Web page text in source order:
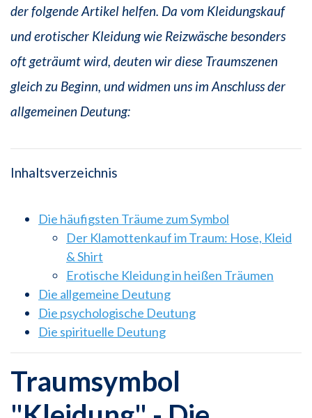
der folgende Artikel helfen. Da vom Kleidungskauf
und erotischer Kleidung wie Reizwäsche besonders
oft geträumt wird, deuten wir diese Traumszenen
gleich zu Beginn, und widmen uns im Anschluss der
allgemeinen Deutung:
Inhaltsverzeichnis
Die häufigsten Träume zum Symbol
Der Klamottenkauf im Traum: Hose, Kleid
& Shirt
Erotische Kleidung in heißen Träumen
Die allgemeine Deutung
Die psychologische Deutung
Die spirituelle Deutung
Traumsymbol